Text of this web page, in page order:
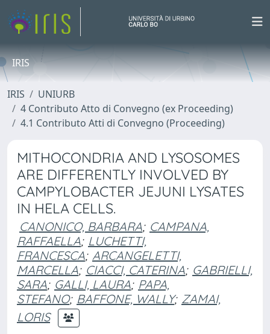
IRIS
IRIS
UNIURB
4 Contributo Atto di Convegno (ex Proceeding)
4.1 Contributo Atti di Convegno (Proceeding)
MITHOCONDRIA AND LYSOSOMES
ARE DIFFERENTLY INVOLVED BY
CAMPYLOBACTER JEJUNI LYSATES
IN HELA CELLS.
CANONICO, BARBARA; CAMPANA,
RAFFAELLA; LUCHETTI,
FRANCESCA; ARCANGELETTI,
MARCELLA; CIACCI, CATERINA; GABRIELLI,
SARA; GALLI, LAURA; PAPA,
STEFANO; BAFFONE, WALLY; ZAMAI,
LORIS